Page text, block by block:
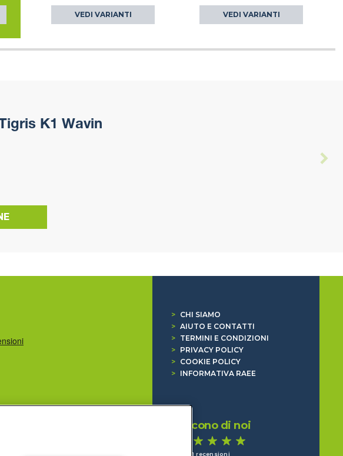
VEDI VARIANTI VEDI VARIANTI
K1 Wavin
>
CHI SIAMO
> AIUTO E CONTATTI
>
TERMINI E CONDIZIONI
>
PRIVACY POLICY
>
COOKIE POLICY
>
INFORMATIVA RAEE
Dicono di noi
1.641 recensioni